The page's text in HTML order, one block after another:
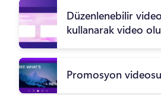
Düzenlenebilir
kullanarak video
Promosyon